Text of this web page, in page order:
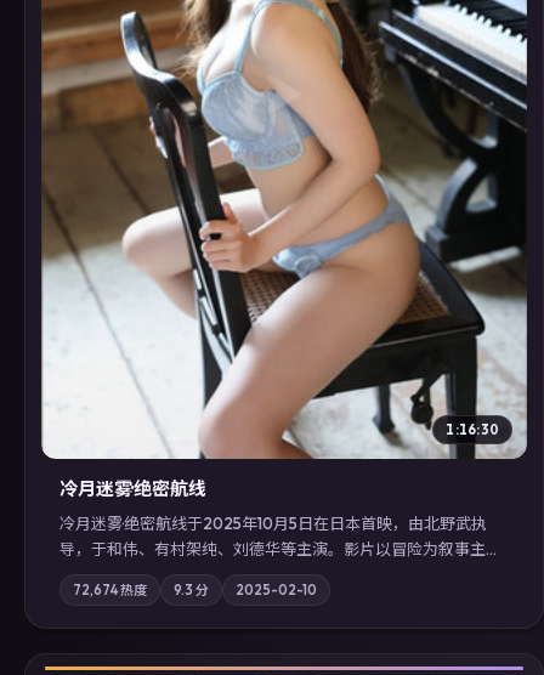
▶
1:16:30
冷月迷雾·绝密航线
冷月迷雾·绝密航线于2025年10月5日在日本首映，由北野武执
导，于和伟、有村架纯、刘德华等主演。影片以冒险为叙事主
轴，记忆碎片重组后，主角发现自己从未活过“真实”的一天；摄
影与配乐强化地域气质；站内亦可通过「国产免费观看高清电视
剧在线看」延展检索同类型高分佳作，畅享高清在线追剧体验。
72,674热度 9.3 分 2025-02-10